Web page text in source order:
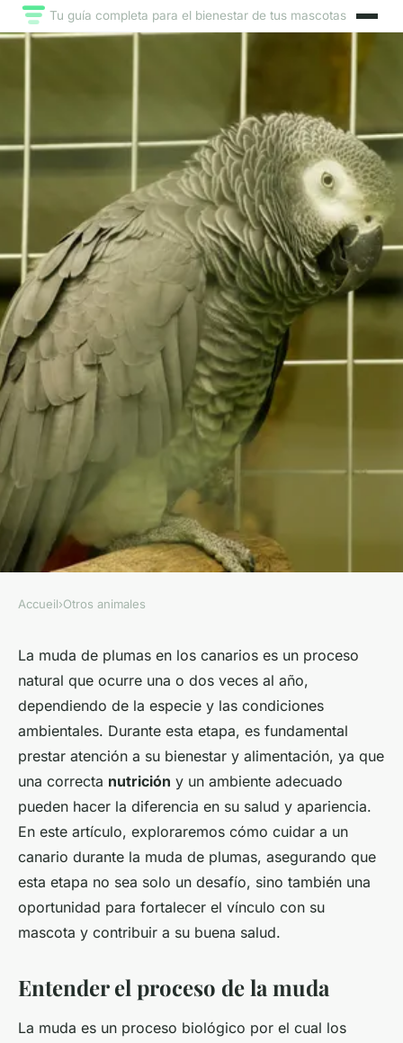
Tu guía completa para el bienestar de tus mascotas
¿Cómo cuidar a un canario
durante la muda de plumas?
Marie•28 abril 2025•5 min de lecture
Accueil›Otros animales
La muda de plumas en los canarios es un proceso
natural que ocurre una o dos veces al año,
dependiendo de la especie y las condiciones
ambientales. Durante esta etapa, es fundamental
prestar atención a su bienestar y alimentación, ya que
una correcta nutrición y un ambiente adecuado
pueden hacer la diferencia en su salud y apariencia.
En este artículo, exploraremos cómo cuidar a un
canario durante la muda de plumas, asegurando que
esta etapa no sea solo un desafío, sino también una
oportunidad para fortalecer el vínculo con su
mascota y contribuir a su buena salud.
Entender el proceso de la muda
La muda es un proceso biológico por el cual los